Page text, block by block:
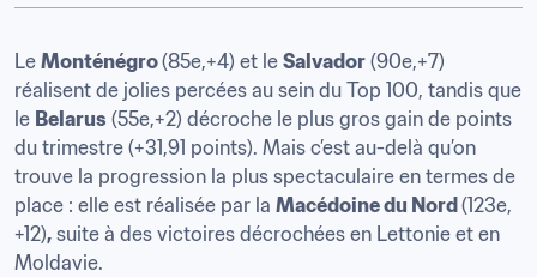
Le Monténégro (85e,+4) et le Salvador (90e,+7)
réalisent de jolies percées au sein du Top 100, tandis que
le Belarus (55e,+2) décroche le plus gros gain de points
du trimestre (+31,91 points). Mais c’est au-delà qu’on
trouve la progression la plus spectaculaire en termes de
place : elle est réalisée par la Macédoine du Nord (123e,
+12), suite à des victoires décrochées en Lettonie et en
Moldavie.